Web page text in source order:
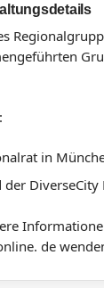
in
der DiverseCity
de